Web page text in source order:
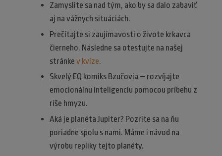
Zamyslite sa nad tým, ako by sa dalo zabaviť
aj na vážnych situáciách.
Prečítajte si zaujímavosti o živote krkavca
čierneho. Následne sa otestujte na našej
stránke v kvíze.
Skvelý EQ komiks Bzučovia – rozvíjajte
emocionálnu inteligenciu pomocou príbehu z
ríše hmyzu.
Aká je planéta Jupiter? Pozrite sa na ňu
poriadne spolu s nami. Máme i návod na
výrobu repliky tejto planéty.